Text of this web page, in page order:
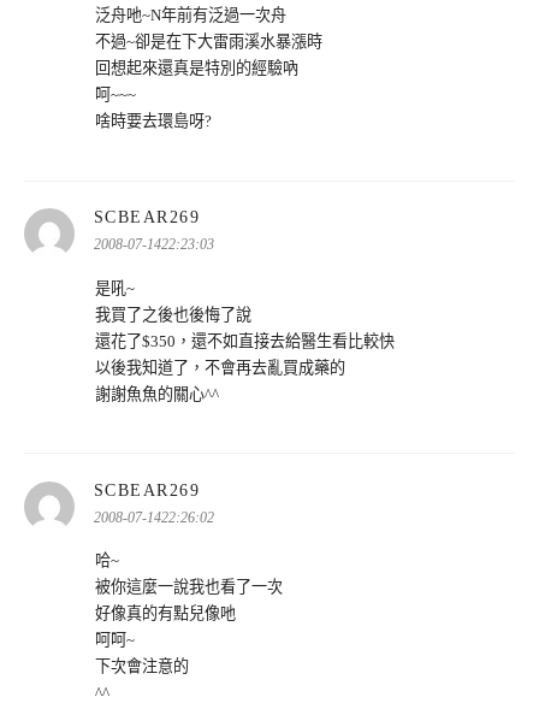
泛舟吔~N年前有泛過一次舟
不過~卻是在下大雷雨溪水暴漲時
回想起來還真是特別的經驗吶
呵~~~
啥時要去環島呀?
SCBEAR269
示:
2008-07-1422:23:03
是吼~
我買了之後也後悔了說
還花了$350，還不如直接去給醫生看比較快
以後我知道了，不會再去亂買成藥的
謝謝魚魚的關心^^
SCBEAR269
示:
2008-07-1422:26:02
哈~
被你這麼一說我也看了一次
好像真的有點兒像吔
呵呵~
下次會注意的
^^